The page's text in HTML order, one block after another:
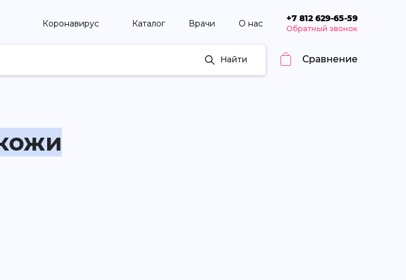
Коронавирус Каталог Врачи О нас +7 812 629-65-59
Обратный звонок
Найти Сравнение